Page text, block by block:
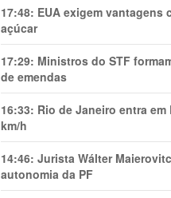
17:48: EUA exigem vantagens
açúcar
17:29: Ministros do STF
de emendas
16:33: Rio de Janeiro entra em
km/h
14:46: Jurista Wálter
autonomia da PF